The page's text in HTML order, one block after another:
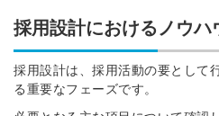
採用設計におけるノウハ
採用設計は、採用活動の要として
る重要なフェーズです。